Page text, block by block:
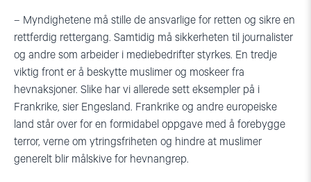
– Myndighetene må stille de ansvarlige for retten og sikre en
rettferdig rettergang. Samtidig må sikkerheten til journalister
og andre som arbeider i mediebedrifter styrkes. En tredje
viktig front er å beskytte muslimer og moskeer fra
hevnaksjoner. Slike har vi allerede sett eksempler på i
Frankrike, sier Engesland. Frankrike og andre europeiske
land står over for en formidabel oppgave med å forebygge
terror, verne om ytringsfriheten og hindre at muslimer
generelt blir målskive for hevnangrep.